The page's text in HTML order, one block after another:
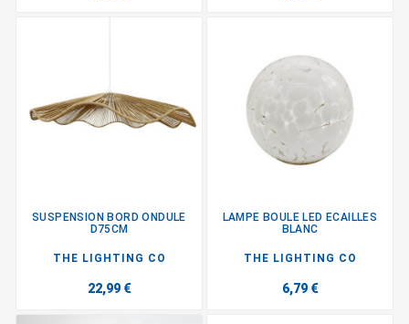
SUSPENSION BORD ONDULE
D75CM
THE LIGHTING CO
22,99 €
LAMPE BOULE LED ECAILLES
BLANC
THE LIGHTING CO
6,79 €